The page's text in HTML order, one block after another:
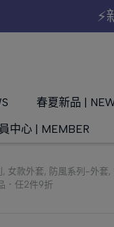
春夏新品 |
中心 | MEMBER
, 女款外套, 防風系列-外套,
．任2件9折